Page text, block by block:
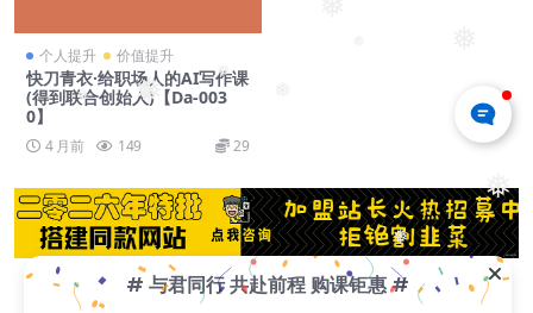
❅
❅
❅
❅
❅
❅
个人提升 价值提升
快刀青衣·给职场人的AI写作课
(得到联合创始人)【Da-003
0】
4 月前 149 29
# 与君同行 共赴前程 购课钜惠 #